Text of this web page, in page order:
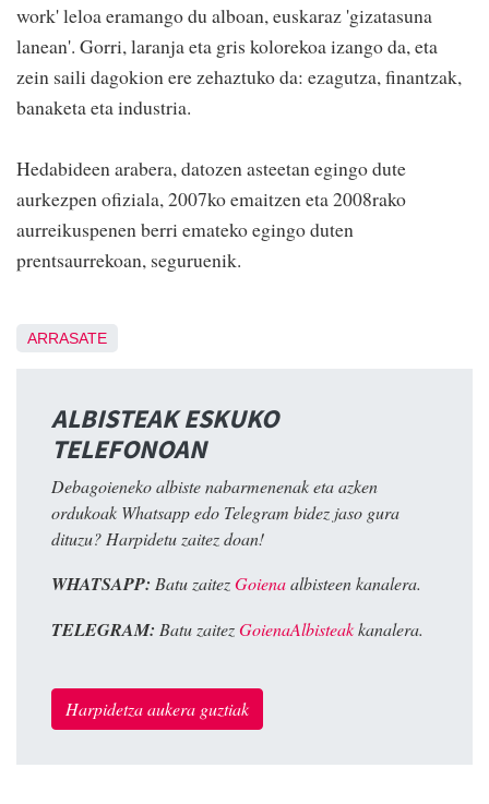
work' leloa eramango du alboan, euskaraz 'gizatasuna
lanean'. Gorri, laranja eta gris kolorekoa izango da, eta
zein saili dagokion ere zehaztuko da: ezagutza, finantzak,
banaketa eta industria.
Hedabideen arabera, datozen asteetan egingo dute
aurkezpen ofiziala, 2007ko emaitzen eta 2008rako
aurreikuspenen berri emateko egingo duten
prentsaurrekoan, seguruenik.
ARRASATE
ALBISTEAK ESKUKO
TELEFONOAN
Debagoieneko albiste nabarmenenak eta azken
ordukoak Whatsapp edo Telegram bidez jaso gura
dituzu? Harpidetu zaitez doan!
WHATSAPP: Batu zaitezGoienaalbisteen kanalera.
TELEGRAM: Batu zaitezGoienaAlbisteakkanalera.
Harpidetza aukera guztiak